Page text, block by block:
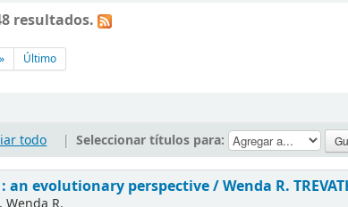
resultados.
Último
todo | Seleccionar títulos para:
an evolutionary perspective /Wenda R.